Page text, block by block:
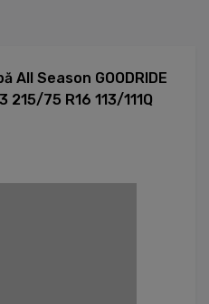
All Season GOODRIDE
215/75 R16 113/111Q